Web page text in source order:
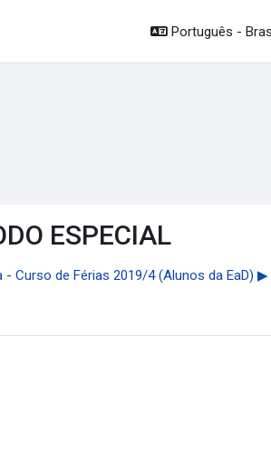
Português -
ESPECIAL
- Curso de Férias 2019/4 (Alunos da EaD) ▶︎